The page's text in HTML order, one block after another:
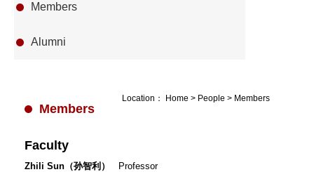
Members
Alumni
Members
Location： Home > People > Members
Faculty
Zhili Sun（孙智利）
Professor